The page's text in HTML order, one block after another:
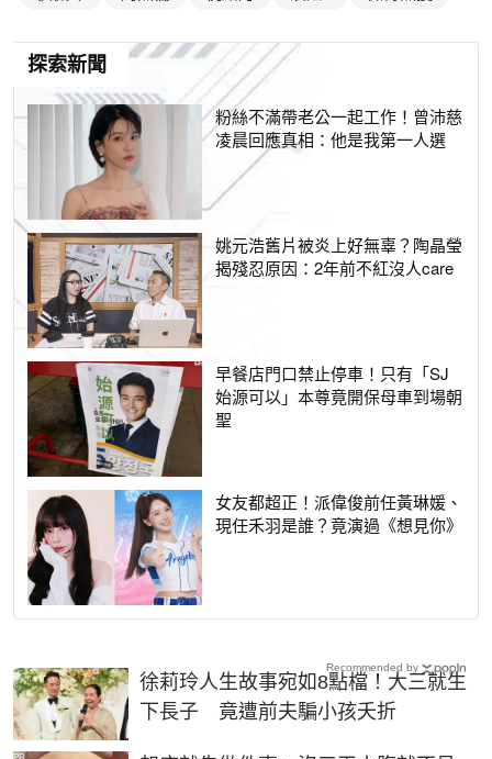
探索新聞
粉絲不滿帶老公一起工作！曾沛慈
凌晨回應真相：他是我第一人選
姚元浩舊片被炎上好無辜？陶晶瑩
揭殘忍原因：2年前不紅沒人care
早餐店門口禁止停車！只有「SJ
始源可以」本尊竟開保母車到場朝
聖
女友都超正！派偉俊前任黃琳媛、
現任禾羽是誰？竟演過《想見你》
徐莉玲人生故事宛如8點檔！大三就生
下長子 竟遭前夫騙小孩夭折
Recommended by